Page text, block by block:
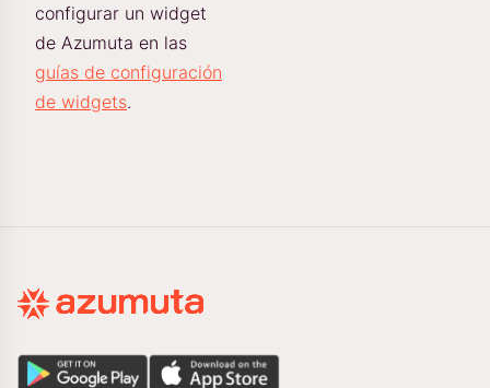
configurar un widget
de Azumuta en las
guías de configuración
de widgets.